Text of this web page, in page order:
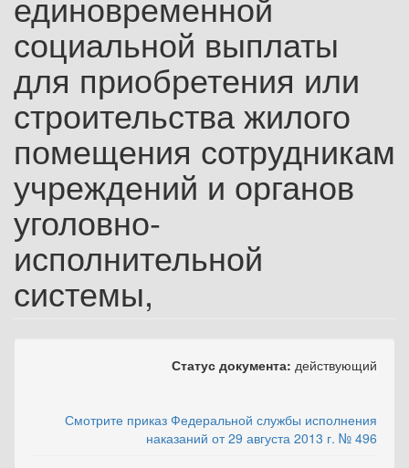
социальной выплаты
для приобретения или
строительства жилого
помещения сотрудникам
учреждений и органов
уголовно-
исполнительной
системы,
Статус документа: действующий
Смотрите приказ Федеральной службы исполнения
наказаний от 29 августа 2013 г. № 496